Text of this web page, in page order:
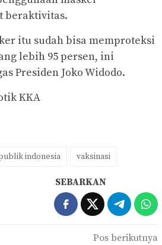
beraktivitas.
itu sudah bisa memproteksi
lebih 95 persen, ini
Presiden Joko Widodo.
KKA
indonesia vaksinasi
SEBARKAN
Pos berikutnya